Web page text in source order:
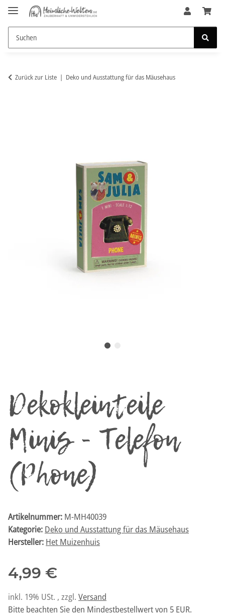
Zurück zur Liste Deko und Ausstattung für das Mäusehaus
Dekokleinteile
Minis - Telefon
(Phone)
Artikelnummer: M-MH40039
Kategorie: Deko und Ausstattung für das Mäusehaus
Hersteller: Het Muizenhuis
4,99 €
inkl. 19% USt. , zzgl. Versand
Bitte beachten Sie den Mindestbestellwert von 5 EUR.